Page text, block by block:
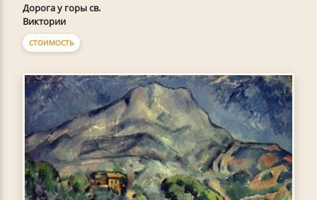
Дорога у горы св.
Виктории
СТОИМОСТЬ